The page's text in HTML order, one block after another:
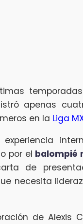
apenas
en la Liga
por el balompié
de
necesita
de Alexis